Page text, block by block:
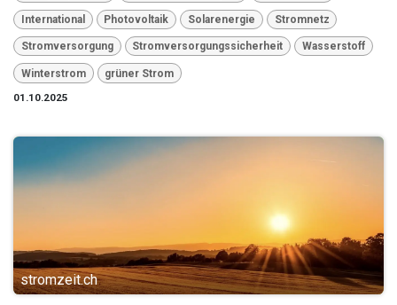
International Photovoltaik Solarenergie Stromnetz
Stromversorgung Stromversorgungssicherheit Wasserstoff
Winterstrom
grüner Strom
01.10.2025
stromzeit.ch